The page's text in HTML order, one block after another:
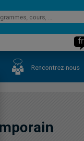
fr
Rencontrez-nous